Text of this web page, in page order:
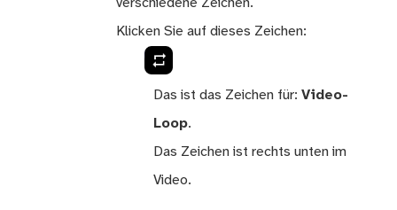
verschiedene Zeichen.
Klicken Sie auf dieses Zeichen:
Das ist das Zeichen für:Video-
Loop.
Das Zeichen ist rechts unten im
Video.